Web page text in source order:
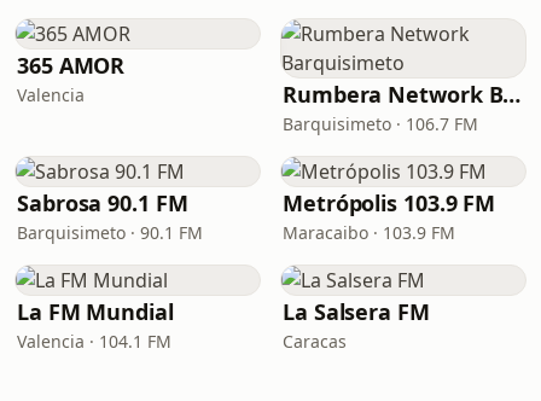
365 AMOR
Valencia Rumbera Network Barquisimeto
Barquisimeto · 106.7 FM
Sabrosa 90.1 FM
Barquisimeto · 90.1 FM
Metrópolis 103.9 FM
Maracaibo · 103.9 FM
La FM Mundial
Valencia · 104.1 FM
La Salsera FM
Caracas